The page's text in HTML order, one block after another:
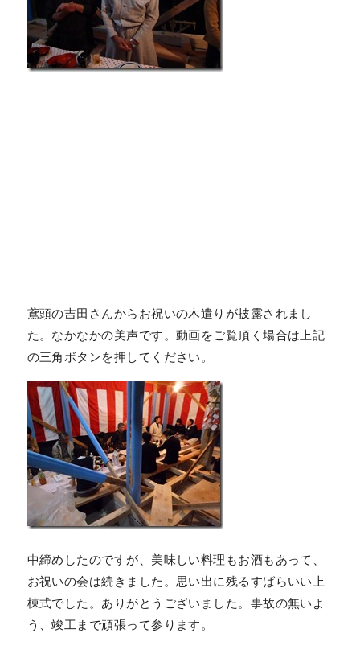
鳶頭の吉田さんからお祝いの木遣りが披露されまし
た。なかなかの美声です。動画をご覧頂く場合は上記
の三角ボタンを押してください。
中締めしたのですが、美味しい料理もお酒もあって、
お祝いの会は続きました。思い出に残るすばらいい上
棟式でした。ありがとうございました。事故の無いよ
う、竣工まで頑張って参ります。